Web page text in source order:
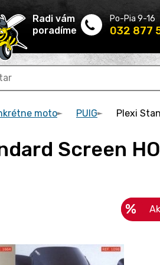
Radi vám
poradíme
Po-Pia 9-16
032 877
moto PUIG Plexi
Screen